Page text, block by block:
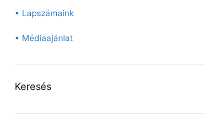
• Lapszámaink
• Médiaajánlat
Keresés